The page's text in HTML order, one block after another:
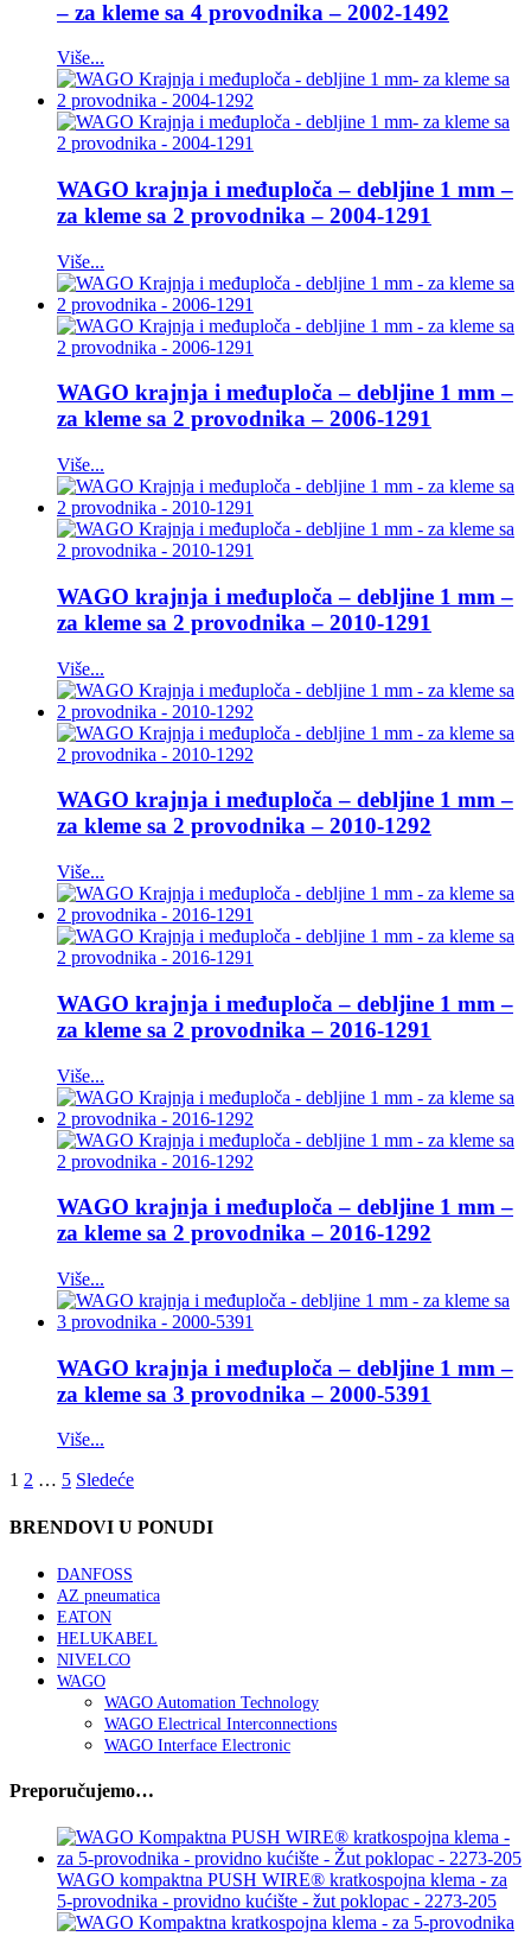
– za kleme sa 4 provodnika – 2002-1492
Više...
WAGO krajnja i međuploča – debljine 1 mm –
za kleme sa 2 provodnika – 2004-1291
Više...
WAGO krajnja i međuploča – debljine 1 mm –
za kleme sa 2 provodnika – 2006-1291
Više...
WAGO krajnja i međuploča – debljine 1 mm –
za kleme sa 2 provodnika – 2010-1291
Više...
WAGO krajnja i međuploča – debljine 1 mm –
za kleme sa 2 provodnika – 2010-1292
Više...
WAGO krajnja i međuploča – debljine 1 mm –
za kleme sa 2 provodnika – 2016-1291
Više...
WAGO krajnja i međuploča – debljine 1 mm –
za kleme sa 2 provodnika – 2016-1292
Više...
WAGO krajnja i međuploča – debljine 1 mm –
za kleme sa 3 provodnika – 2000-5391
Više...
1 2 … 5 Sledeće
BRENDOVI U PONUDI
DANFOSS
AZ pneumatica
EATON
HELUKABEL
NIVELCO
WAGO
WAGO Automation Technology
WAGO Electrical Interconnections
WAGO Interface Electronic
Preporučujemo…
WAGO kompaktna PUSH WIRE® kratkospojna klema - za
5-provodnika - providno kućište - žut poklopac - 2273-205